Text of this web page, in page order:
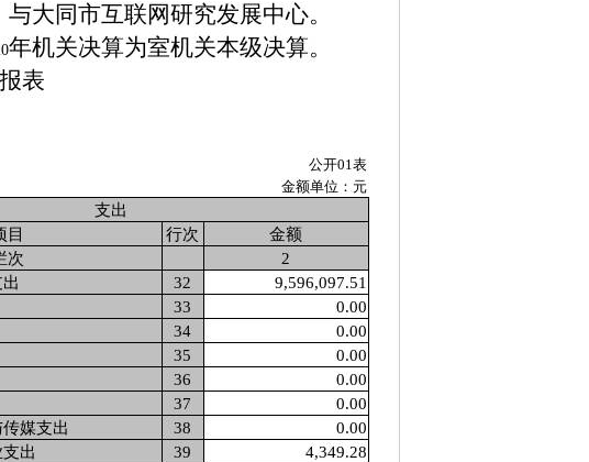
与大同市互联网研究发展中心。
年机关决算为室机关本级决算。
表
公开01表
金额单位：元
支出
目 行次
金额
次
2
32
9,596,097.51
33
0.00
34
0.00
35
0.00
36
0.00
37
0.00
媒支出 38
0.00
出 39
4,349.28